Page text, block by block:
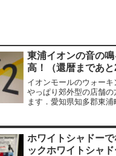
東浦イオンの音の
高！（還暦まであと
イオンモールのウォーキ
やっぱり郊外型の店舗
ます．愛知県知多郡東
東浦」のコースは本当
す．建物が広く，郊外
ホワイトシャドーで
ックホワイトシャ